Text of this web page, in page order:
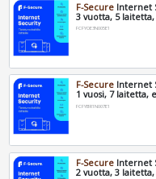
F-Secure Internet
3 vuotta, 5
FCFYOE3N005E1
F-Secure Internet
1 vuosi, 7 laitetta,
FCFYBR1N007E1
F-Secure Internet
2 vuotta, 3